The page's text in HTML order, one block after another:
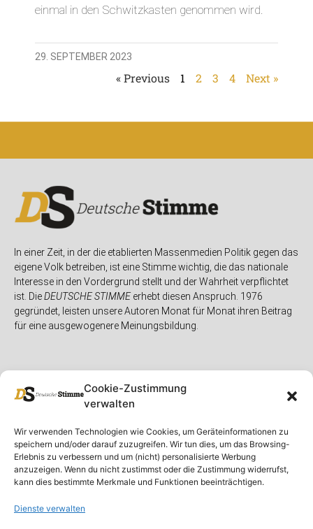
Cookie-Zustimmung
verwalten
Wir verwenden Technologien wie Cookies, um Geräteinformationen zu
speichern und/oder darauf zuzugreifen. Wir tun dies, um das Browsing-
Erlebnis zu verbessern und um (nicht) personalisierte Werbung
anzuzeigen. Wenn du nicht zustimmst oder die Zustimmung widerrufst,
kann dies bestimmte Merkmale und Funktionen beeinträchtigen.
Dienste verwalten
einmal in den Schwitzkasten genommen wird.
29. SEPTEMBER 2023
« Previous 1 2 3 4 Next »
In einer Zeit, in der die etablierten Massenmedien Politik gegen das
eigene Volk betreiben, ist eine Stimme wichtig, die das nationale
Interesse in den Vordergrund stellt und der Wahrheit verpflichtet
ist. DieDEUTSCHE STIMMEerhebt diesen Anspruch. 1976
gegründet, leisten unsere Autoren Monat für Monat ihren Beitrag
für eine ausgewogenere Meinungsbildung.
Unser Magazin
Spenden
Ausgaben
Abonnieren
Rubriken
Deutschland
Ausland
Rechtliches
Rechtliche Hinweise
Impressum
Datenschutzerklärung